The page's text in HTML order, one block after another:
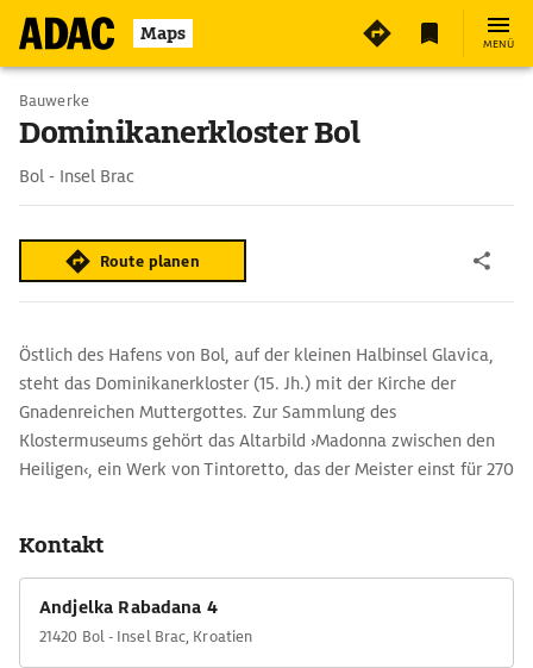
Maps MENÜ
Bauwerke
Dominikanerkloster Bol
Bol - Insel Brac
Route planen
Östlich des Hafens von Bol, auf der kleinen Halbinsel Glavica,
steht das Dominikanerkloster (15. Jh.) mit der Kirche der
Gnadenreichen Muttergottes. Zur Sammlung des
Klostermuseums gehört das Altarbild ›Madonna zwischen den
Heiligen‹, ein Werk von Tintoretto, das der Meister einst für 270
Kontakt
Andjelka Rabadana 4
21420 Bol - Insel Brac, Kroatien